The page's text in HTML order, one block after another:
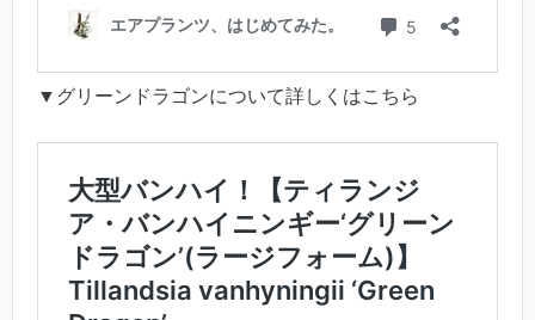
▼グリーンドラゴンについて詳しくはこちら